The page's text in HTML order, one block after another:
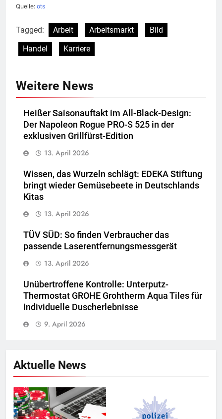
Quelle: ots
Tagged: Arbeit Arbeitsmarkt
Bild
Handel
Karriere
Weitere News
Heißer Saisonauftakt im All-Black-Design:
Der Napoleon Rogue PRO-S 525 in der
exklusiven Grillfürst-Edition
13. April 2026
Wissen, das Wurzeln schlägt: EDEKA Stiftung
bringt wieder Gemüsebeete in Deutschlands
Kitas
13. April 2026
TÜV SÜD: So finden Verbraucher das
passende Laserentfernungsmessgerät
13. April 2026
Unübertroffene Kontrolle: Unterputz-
Thermostat GROHE Grohtherm Aqua Tiles für
individuelle Duscherlebnisse
9. April 2026
Aktuelle News